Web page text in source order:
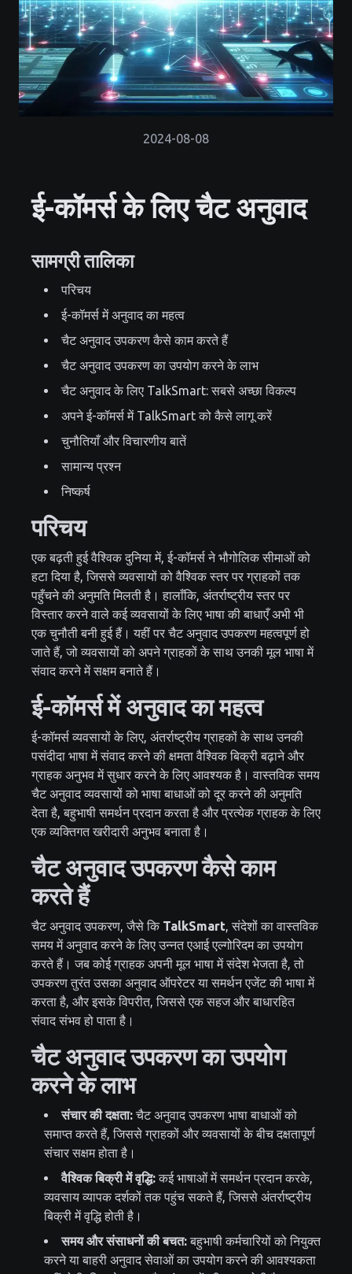
2024-08-08
ई-कॉमर्स के लिए चैट अनुवाद
सामग्री तालिका
परिचय
ई-कॉमर्स में अनुवाद का महत्व
चैट अनुवाद उपकरण कैसे काम करते हैं
चैट अनुवाद उपकरण का उपयोग करने के लाभ
चैट अनुवाद के लिए TalkSmart: सबसे अच्छा विकल्प
अपने ई-कॉमर्स में TalkSmart को कैसे लागू करें
चुनौतियाँ और विचारणीय बातें
सामान्य प्रश्न
निष्कर्ष
परिचय
एक बढ़ती हुई वैश्विक दुनिया में, ई-कॉमर्स ने भौगोलिक सीमाओं को
हटा दिया है, जिससे व्यवसायों को वैश्विक स्तर पर ग्राहकों तक
पहुँचने की अनुमति मिलती है। हालाँकि, अंतर्राष्ट्रीय स्तर पर
विस्तार करने वाले कई व्यवसायों के लिए भाषा की बाधाएँ अभी भी
एक चुनौती बनी हुई हैं। यहीं पर चैट अनुवाद उपकरण महत्वपूर्ण हो
जाते हैं, जो व्यवसायों को अपने ग्राहकों के साथ उनकी मूल भाषा में
संवाद करने में सक्षम बनाते हैं।
ई-कॉमर्स में अनुवाद का महत्व
ई-कॉमर्स व्यवसायों के लिए, अंतर्राष्ट्रीय ग्राहकों के साथ उनकी
पसंदीदा भाषा में संवाद करने की क्षमता वैश्विक बिक्री बढ़ाने और
ग्राहक अनुभव में सुधार करने के लिए आवश्यक है। वास्तविक समय
चैट अनुवाद व्यवसायों को भाषा बाधाओं को दूर करने की अनुमति
देता है, बहुभाषी समर्थन प्रदान करता है और प्रत्येक ग्राहक के लिए
एक व्यक्तिगत खरीदारी अनुभव बनाता है।
चैट अनुवाद उपकरण कैसे काम
करते हैं
चैट अनुवाद उपकरण, जैसे कि TalkSmart , संदेशों का वास्तविक
समय में अनुवाद करने के लिए उन्नत एआई एल्गोरिदम का उपयोग
करते हैं। जब कोई ग्राहक अपनी मूल भाषा में संदेश भेजता है, तो
उपकरण तुरंत उसका अनुवाद ऑपरेटर या समर्थन एजेंट की भाषा में
करता है, और इसके विपरीत, जिससे एक सहज और बाधारहित
संवाद संभव हो पाता है।
चैट अनुवाद उपकरण का उपयोग
करने के लाभ
संचार की दक्षता:चैट अनुवाद उपकरण भाषा बाधाओं को
समाप्त करते हैं, जिससे ग्राहकों और व्यवसायों के बीच दक्षतापूर्ण
संचार सक्षम होता है।
वैश्विक बिक्री में वृद्धि:कई भाषाओं में समर्थन प्रदान करके,
व्यवसाय व्यापक दर्शकों तक पहुंच सकते हैं, जिससे अंतर्राष्ट्रीय
बिक्री में वृद्धि होती है।
समय और संसाधनों की बचत:बहुभाषी कर्मचारियों को नियुक्त
करने या बाहरी अनुवाद सेवाओं का उपयोग करने की आवश्यकता